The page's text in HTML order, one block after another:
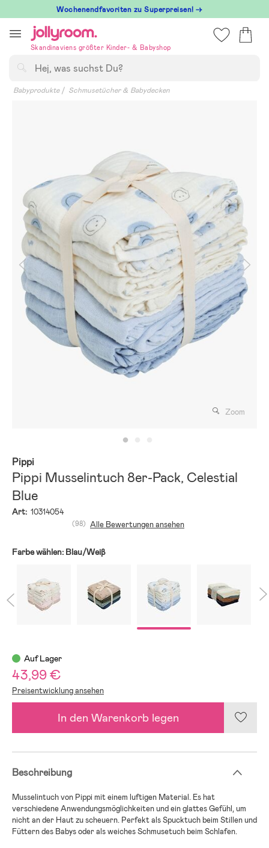
till
innehållet
Wochenendfavoriten zu Superpreisen! →
Skandinaviens größter Kinder- & Babyshop
Babyprodukte Schmusetücher & Babydecken
Zoom
Pippi
Pippi Musselintuch 8er-Pack, Celestial
Blue
Art: 10314054
(98) Alle Bewertungen ansehen
Farbe wählen: Blau/Weiβ
Auf Lager
43,99 €
Preisentwicklung ansehen
In den Warenkorb legen
Beschreibung
Musselintuch von Pippi mit einem luftigen Material. Es hat
verschiedene Anwendungsmöglichkeiten und ein glattes Gefühl, um
nicht an der Haut zu scheuern. Perfekt als Spucktuch beim Stillen und
Füttern des Babys oder als weiches Schmusetuch beim Schlafen.